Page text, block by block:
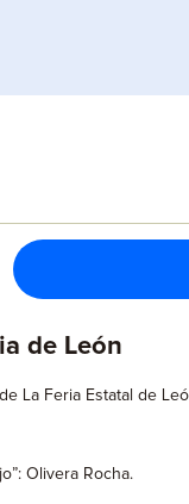
de León
La Feria Estatal de
Olivera Rocha.